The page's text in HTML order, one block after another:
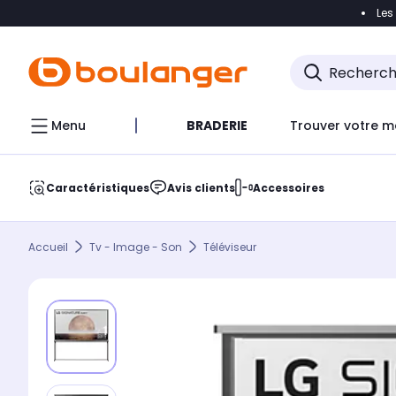
Accéder
Menu BRADERIE Trouver votre
Caractéristiques Avis clients Accessoires
Accueil Tv - Image - Son Téléviseur